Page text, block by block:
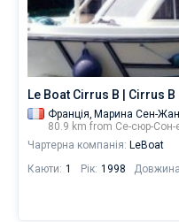
бронювання
яхт,
для
вітрильного
відпочинку
незабутньої
подорожі.
Le Boat Cirrus B | Cirrus
Франція, Марина Сен-
80.9 km from Се-сюр-Сон-
Чартерна компанія: LeBoat
Каюти: 1 Рік: 1998
Без шкіпера
Зі шкіпером